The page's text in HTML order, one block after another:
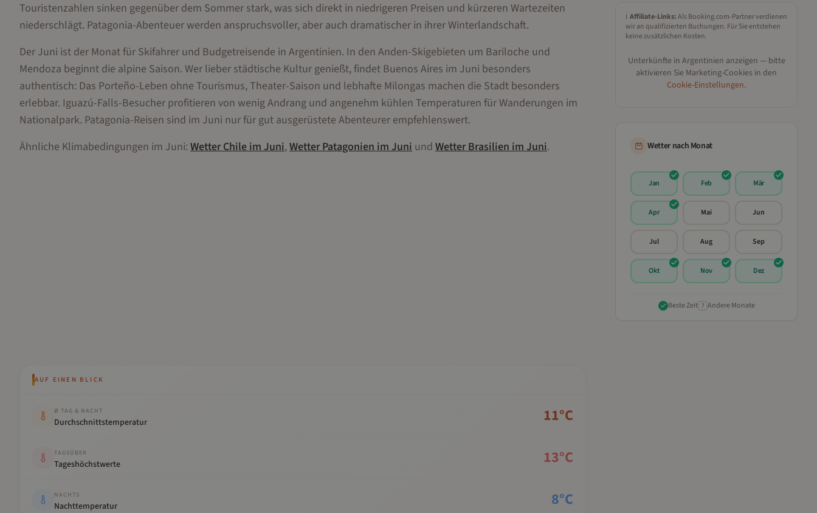
Touristenzahlen sinken gegenüber dem Sommer stark, was sich direkt in niedrigeren Preisen und kürzeren Wartezeiten
niederschlägt. Patagonia-Abenteuer werden anspruchsvoller, aber auch dramatischer in ihrer Winterlandschaft.
Der Juni ist der Monat für Skifahrer und Budgetreisende in Argentinien. In den Anden-Skigebieten um Bariloche und
Mendoza beginnt die alpine Saison. Wer lieber städtische Kultur genießt, findet Buenos Aires im Juni besonders
authentisch: Das Porteño-Leben ohne Tourismus, Theater-Saison und lebhafte Milongas machen die Stadt besonders
erlebbar. Iguazú-Falls-Besucher profitieren von wenig Andrang und angenehm kühlen Temperaturen für Wanderungen im
Nationalpark. Patagonia-Reisen sind im Juni nur für gut ausgerüstete Abenteurer empfehlenswert.
Ähnliche Klimabedingungen im Juni: WetterChileimJuni,WetterPatagonienimJuni und WetterBrasilienimJuni.
AUF EINEN BLICK
Ø TAG & NACHT
Durchschnittstemperatur 11°C
TAGSÜBER
Tageshöchstwerte 13°C
NACHTS
Nachttemperatur 8°C
ℹ️ Affiliate-Links:Als Booking.com-Partner verdienen
wir an qualifizierten Buchungen. Für Sie entstehen
keine zusätzlichen Kosten.
Unterkünfte in Argentinien anzeigen — bitte
aktivieren Sie Marketing-Cookies in den
Cookie-Einstellungen.
Wetter nach Monat
Jan Feb Mär
Apr Mai Jun
Jul Aug Sep
Okt Nov Dez
Beste Zeit ? Andere Monate